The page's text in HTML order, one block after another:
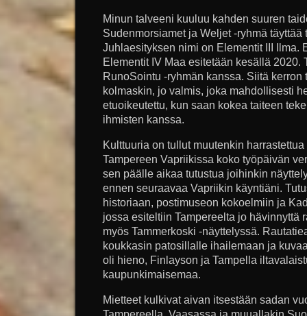
Minun talveeni kuuluu kahden suuren
Sudenmorsiamet ja Weljet -ryhmä täyttää
Juhlaesityksen nimi on Elementit III Ilma.
Elementit IV Maa esitetään kesällä 2020.
RunoSointu -ryhmän kanssa. Siitä
kolmaskin, jo valmis, joka mahdollisesti
etuoikeutettu, kun saan kokea taiteen
ihmisten kanssa.
Kulttuuria on tullut muutenkin
Tampereen Vapriikissa koko työpäivän
sen päälle aikaa tutustua joihinkin
ennen seuraavaa Vapriikin käyntiäni.
historiaan, postimuseon kokoelmiin ja
jossa esiteltiin Tampereelta jo hävinnyttä
myös Tammerkoski -näyttelyssä.
koukkasin patosillalle ihailemaan ja
oli hieno, Finlayson ja Tampella
kaupunkimaisemaa.
Mietteet kulkivat aivan itsestään sadan